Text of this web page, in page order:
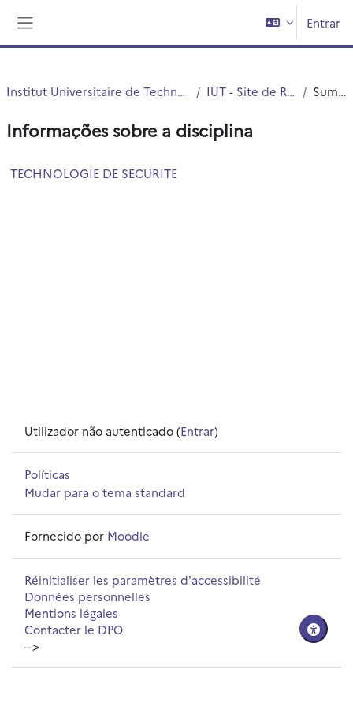
Entrar
Institut Universitaire de Technologie (IUT) IUT - Site de Roubaix Sumário
Informações sobre a disciplina
TECHNOLOGIE DE SECURITE
Utilizador não autenticado (Entrar)
Políticas
Mudar para o tema standard
Fornecido por Moodle
Réinitialiser les paramètres d'accessibilité
Données personnelles
Mentions légales
Contacter le DPO
-->